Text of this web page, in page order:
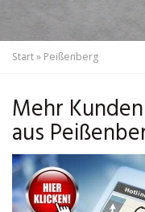
Start» Peißenberg
Mehr
aus